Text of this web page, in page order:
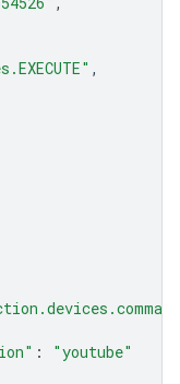
,
:
"youtube"